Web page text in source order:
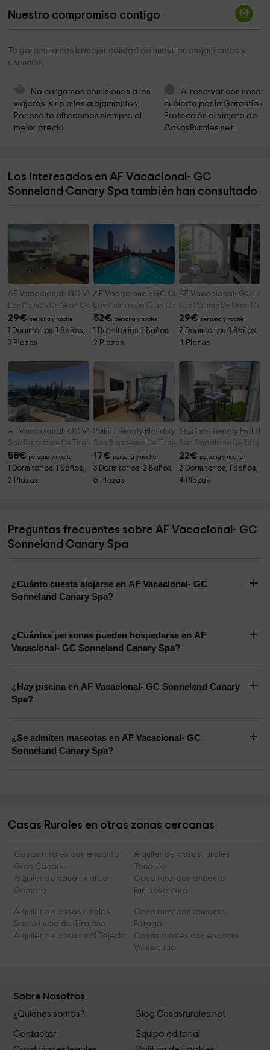
Parroquia De La Santísima Trinidad 0,9 km
Municipio de San Bartolome de Tirajana 1,5 km
San Fernando Park 2,1 km
2,1 km
Necrópolis de Arteara 9,8 km
Nuestro compromiso contigo
Te garantizamos la mejor calidad de nuestros alojamientos y
servicios
No cargamos comisiones a los
viajeros, sino a los alojamientos.
Por eso te ofrecemos siempre el
mejor precio.
Al reservar con
cubierto por la Garantía
Protección al viajero de
CasasRurales.net
Los interesados en AF Vacacional- GC
Sonneland Canary Spa también han consultado
AF Vacacional- GC VV Janoa Playa Canteras
Las Palmas De Gran Canaria (Gran Canaria)
29€ persona y noche
1 Dormitorios, 1 Baños,
3 Plazas
AF Vacacional- GC Cielo Azul Las Canteras
Las Palmas De Gran Canaria (Gran Canaria)
52€ persona y noche
1 Dormitorios, 1 Baños,
2 Plazas
AF Vacacional- GC
Las Palmas De Gran
29€ persona y noche
2 Dormitorios, 1 Baños,
4 Plazas
AF Vacacional- GC VV Testenia 40
San Bartolome De Tirajana (Gran Canaria)
58€ persona y noche
1 Dormitorios, 1 Baños,
2 Plazas
Palm Friendly Holiday Home
San Bartolome De Tirajana (Gran Canaria)
17€ persona y noche
3 Dormitorios, 2 Baños,
6 Plazas
Starfish Friendly
San Bartolome De
22€ persona y noche
2 Dormitorios, 1 Baños,
4 Plazas
Preguntas frecuentes sobre AF Vacacional- GC
Sonneland Canary Spa
¿Cuánto cuesta alojarse en AF Vacacional- GC
Sonneland Canary Spa?
¿Cuántas personas pueden hospedarse en AF
Vacacional- GC Sonneland Canary Spa?
¿Hay piscina en AF Vacacional- GC Sonneland Canary
Spa?
¿Se admiten mascotas en AF Vacacional- GC
Sonneland Canary Spa?
Casas Rurales en otras zonas cercanas
Casas rurales con encanto
Gran Canaria
Alquiler de casas rurales
Tenerife
Alquiler de casa rural La
Gomera
Casa rural con encanto
Fuerteventura
Alquiler de casas rurales
Santa Lucia de Tirajana
Casa rural con encanto
Fataga
Alquiler de casa rural Tejeda
Casas rurales con encanto
Valsequillo
Sobre Nosotros
¿Quiénes somos? Blog Casasrurales.net
Contactar
Equipo editorial